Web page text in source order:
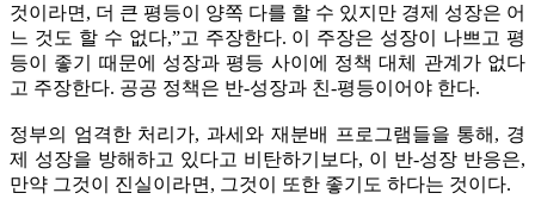
것이라면, 더 큰 평등이 양쪽 다를 할 수 있지만 경제 성장은 어
느 것도 할 수 없다,”고 주장한다. 이 주장은 성장이 나쁘고 평
등이 좋기 때문에 성장과 평등 사이에 정책 대체 관계가 없다
고 주장한다. 공공 정책은 반-성장과 친-평등이어야 한다.
정부의 엄격한 처리가, 과세와 재분배 프로그램들을 통해, 경
제 성장을 방해하고 있다고 비탄하기보다, 이 반-성장 반응은,
만약 그것이 진실이라면, 그것이 또한 좋기도 하다는 것이다.